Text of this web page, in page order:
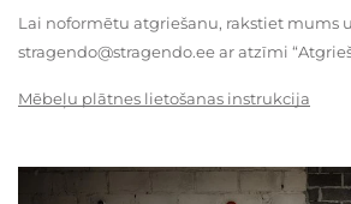
Lai noformētu atgriešanu, rakstiet mums
stragendo@stragendo.ee ar atzīmi
Mēbeļu plātnes lietošanas instrukcija